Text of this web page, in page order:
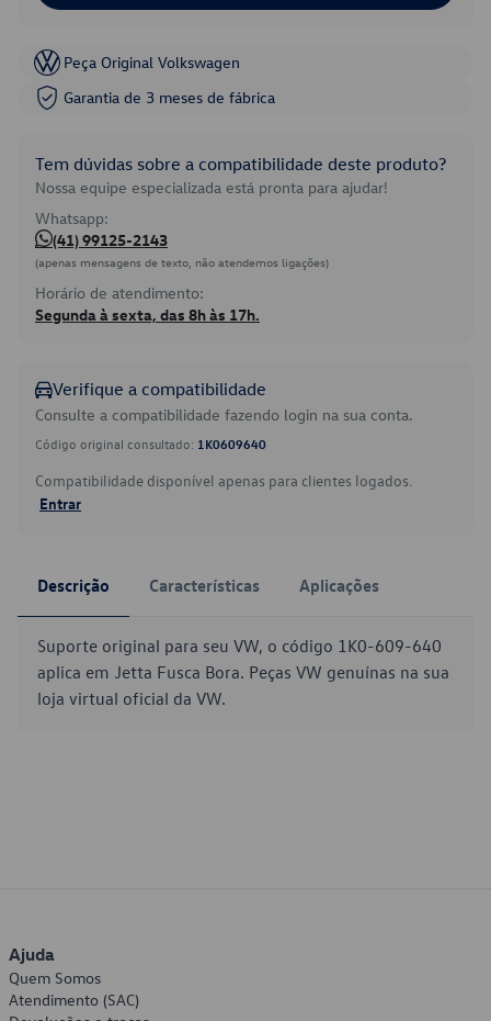
Peça Original Volkswagen
Garantia de 3 meses de fábrica
Tem dúvidas sobre a compatibilidade deste produto?
Nossa equipe especializada está pronta para ajudar!
Whatsapp:
(41) 99125-2143
(apenas mensagens de texto, não atendemos ligações)
Horário de atendimento:
Segunda à sexta, das 8h às 17h.
Verifique a compatibilidade
Consulte a compatibilidade fazendo login na sua conta.
Código original consultado: 1K0609640
Compatibilidade disponível apenas para clientes logados.
Entrar
Descrição Características Aplicações
Suporte original para seu VW, o código 1K0-609-640
aplica em Jetta Fusca Bora. Peças VW genuínas na sua
loja virtual oficial da VW.
Ajuda
Quem Somos
Atendimento (SAC)